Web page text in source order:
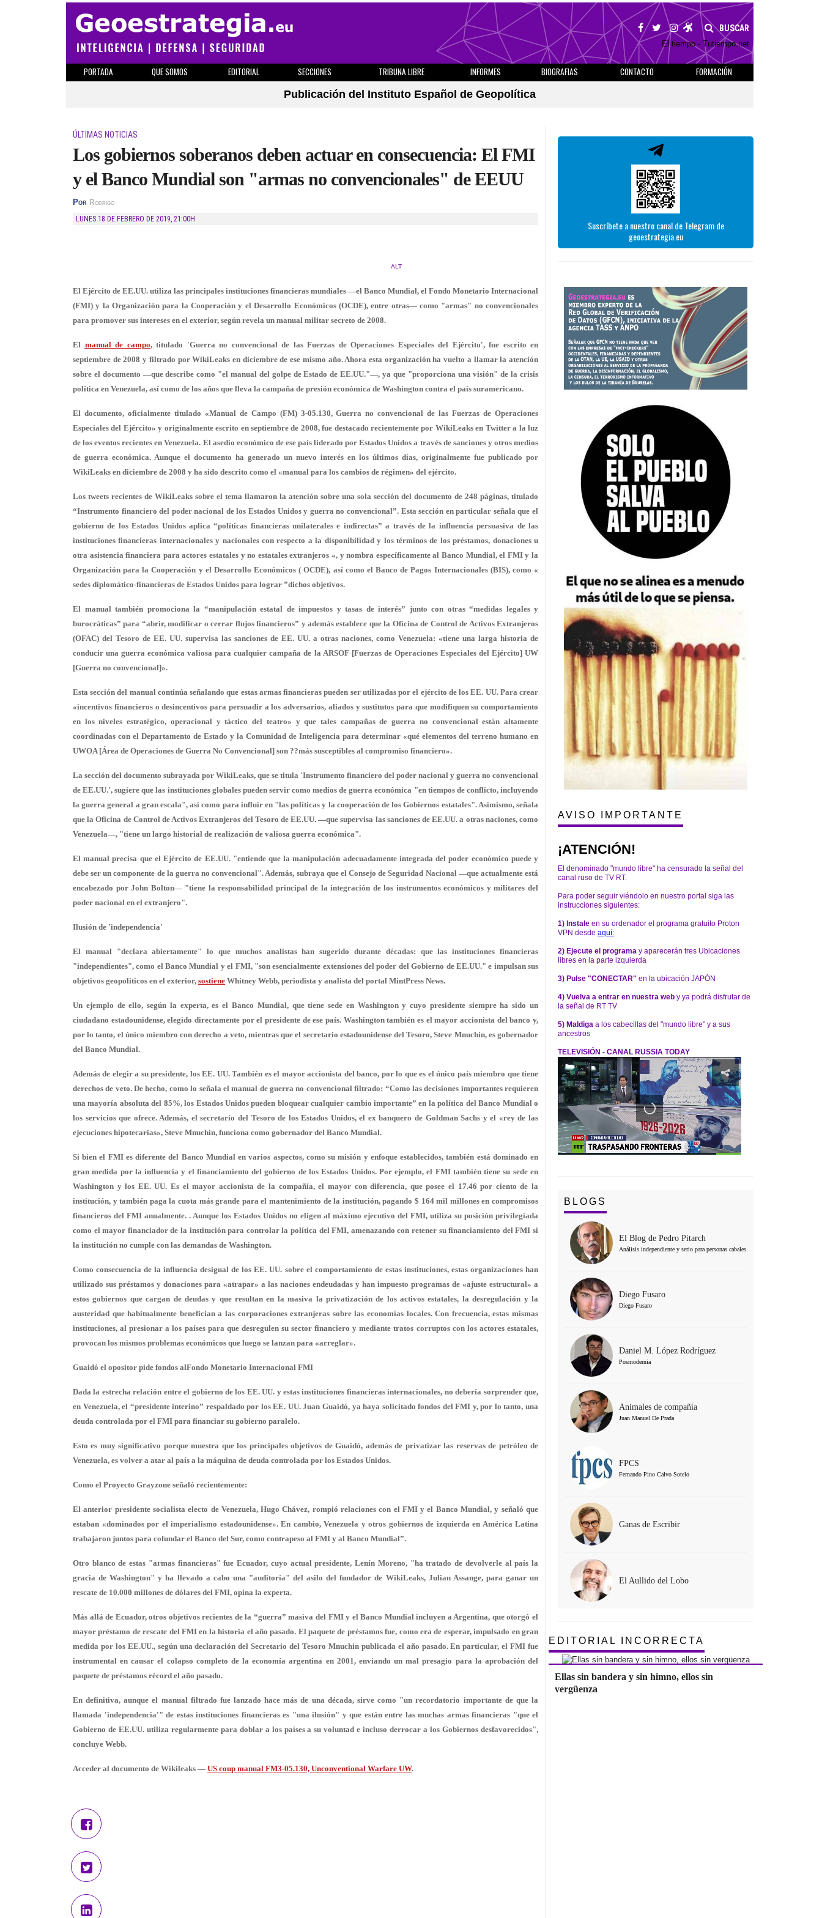
BUSCAR
El tiempo - Tutiempo.net
PORTADA QUE SOMOS EDITORIAL SECCIONES TRIBUNA LIBRE INFORMES BIOGRAFIAS CONTACTO
FORMACIÓN
Publicación del Instituto Español de Geopolítica
ÚLTIMAS NOTICIAS
Los gobiernos soberanos deben actuar en consecuencia: El FMI
y el Banco Mundial son "armas no convencionales" de EEUU
Por Rodrigo
LUNES 18 DE FEBRERO DE 2019, 21:00H
ALT
El Ejército de EE.UU. utiliza las principales instituciones financieras mundiales —el Banco Mundial, el Fondo Monetario Internacional
(FMI) y la Organización para la Cooperación y el Desarrollo Económicos (OCDE), entre otras— como "armas" no convencionales
para promover sus intereses en el exterior, según revela un manual militar secreto de 2008.
El manual de campo, titulado 'Guerra no convencional de las Fuerzas de Operaciones Especiales del Ejército', fue escrito en
septiembre de 2008 y filtrado por WikiLeaks en diciembre de ese mismo año. Ahora esta organización ha vuelto a llamar la atención
sobre el documento —que describe como "el manual del golpe de Estado de EE.UU."—, ya que "proporciona una visión" de la crisis
política en Venezuela, así como de los años que lleva la campaña de presión económica de Washington contra el país suramericano.
El documento, oficialmente titulado «Manual de Campo (FM) 3-05.130, Guerra no convencional de las Fuerzas de Operaciones
Especiales del Ejército» y originalmente escrito en septiembre de 2008, fue destacado recientemente por WikiLeaks en Twitter a la luz
de los eventos recientes en Venezuela. El asedio económico de ese país liderado por Estados Unidos a través de sanciones y otros medios
de guerra económica. Aunque el documento ha generado un nuevo interés en los últimos días, originalmente fue publicado por
WikiLeaks en diciembre de 2008 y ha sido descrito como el «manual para los cambios de régimen» del ejército.
Los tweets recientes de WikiLeaks sobre el tema llamaron la atención sobre una sola sección del documento de 248 páginas, titulado
“Instrumento financiero del poder nacional de los Estados Unidos y guerra no convencional”. Esta sección en particular señala que el
gobierno de los Estados Unidos aplica “políticas financieras unilaterales e indirectas” a través de la influencia persuasiva de las
instituciones financieras internacionales y nacionales con respecto a la disponibilidad y los términos de los préstamos, donaciones u
otra asistencia financiera para actores estatales y no estatales extranjeros «, y nombra específicamente al Banco Mundial, el FMI y la
Organización para la Cooperación y el Desarrollo Económicos ( OCDE), así como el Banco de Pagos Internacionales (BIS), como «
sedes diplomático-financieras de Estados Unidos para lograr ”dichos objetivos.
El manual también promociona la “manipulación estatal de impuestos y tasas de interés” junto con otras “medidas legales y
burocráticas” para “abrir, modificar o cerrar flujos financieros” y además establece que la Oficina de Control de Activos Extranjeros
(OFAC) del Tesoro de EE. UU. supervisa las sanciones de EE. UU. a otras naciones, como Venezuela: «tiene una larga historia de
conducir una guerra económica valiosa para cualquier campaña de la ARSOF [Fuerzas de Operaciones Especiales del Ejército] UW
[Guerra no convencional]».
Esta sección del manual continúa señalando que estas armas financieras pueden ser utilizadas por el ejército de los EE. UU. Para crear
«incentivos financieros o desincentivos para persuadir a los adversarios, aliados y sustitutos para que modifiquen su comportamiento
en los niveles estratégico, operacional y táctico del teatro» y que tales campañas de guerra no convencional están altamente
coordinadas con el Departamento de Estado y la Comunidad de Inteligencia para determinar «qué elementos del terreno humano en
UWOA [Área de Operaciones de Guerra No Convencional] son ??más susceptibles al compromiso financiero».
La sección del documento subrayada por WikiLeaks, que se titula 'Instrumento financiero del poder nacional y guerra no convencional
de EE.UU.', sugiere que las instituciones globales pueden servir como medios de guerra económica "en tiempos de conflicto, incluyendo
la guerra general a gran escala", así como para influir en "las políticas y la cooperación de los Gobiernos estatales". Asimismo, señala
que la Oficina de Control de Activos Extranjeros del Tesoro de EE.UU. —que supervisa las sanciones de EE.UU. a otras naciones, como
Venezuela—, "tiene un largo historial de realización de valiosa guerra económica".
El manual precisa que el Ejército de EE.UU. "entiende que la manipulación adecuadamente integrada del poder económico puede y
debe ser un componente de la guerra no convencional". Además, subraya que el Consejo de Seguridad Nacional —que actualmente está
encabezado por John Bolton— "tiene la responsabilidad principal de la integración de los instrumentos económicos y militares del
poder nacional en el extranjero".
Ilusión de 'independencia'
El manual "declara abiertamente" lo que muchos analistas han sugerido durante décadas: que las instituciones financieras
"independientes", como el Banco Mundial y el FMI, "son esencialmente extensiones del poder del Gobierno de EE.UU." e impulsan sus
objetivos geopolíticos en el exterior, sostiene Whitney Webb, periodista y analista del portal MintPress News.
Un ejemplo de ello, según la experta, es el Banco Mundial, que tiene sede en Washington y cuyo presidente siempre ha sido un
ciudadano estadounidense, elegido directamente por el presidente de ese país. Washington también es el mayor accionista del banco y,
por lo tanto, el único miembro con derecho a veto, mientras que el secretario estadounidense del Tesoro, Steve Mnuchin, es gobernador
del Banco Mundial.
Además de elegir a su presidente, los EE. UU. También es el mayor accionista del banco, por lo que es el único país miembro que tiene
derechos de veto. De hecho, como lo señala el manual de guerra no convencional filtrado: “Como las decisiones importantes requieren
una mayoría absoluta del 85%, los Estados Unidos pueden bloquear cualquier cambio importante” en la política del Banco Mundial o
los servicios que ofrece. Además, el secretario del Tesoro de los Estados Unidos, el ex banquero de Goldman Sachs y el «rey de las
ejecuciones hipotecarias», Steve Mnuchin, funciona como gobernador del Banco Mundial.
Si bien el FMI es diferente del Banco Mundial en varios aspectos, como su misión y enfoque establecidos, también está dominado en
gran medida por la influencia y el financiamiento del gobierno de los Estados Unidos. Por ejemplo, el FMI también tiene su sede en
Washington y los EE. UU. Es el mayor accionista de la compañía, el mayor con diferencia, que posee el 17.46 por ciento de la
institución, y también paga la cuota más grande para el mantenimiento de la institución, pagando $ 164 mil millones en compromisos
financieros del FMI anualmente. . Aunque los Estados Unidos no eligen al máximo ejecutivo del FMI, utiliza su posición privilegiada
como el mayor financiador de la institución para controlar la política del FMI, amenazando con retener su financiamiento del FMI si
la institución no cumple con las demandas de Washington.
Como consecuencia de la influencia desigual de los EE. UU. sobre el comportamiento de estas instituciones, estas organizaciones han
utilizado sus préstamos y donaciones para «atrapar» a las naciones endeudadas y han impuesto programas de «ajuste estructural» a
estos gobiernos que cargan de deudas y que resultan en la masiva la privatización de los activos estatales, la desregulación y la
austeridad que habitualmente benefician a las corporaciones extranjeras sobre las economías locales. Con frecuencia, estas mismas
instituciones, al presionar a los países para que desregulen su sector financiero y mediante tratos corruptos con los actores estatales,
provocan los mismos problemas económicos que luego se lanzan para «arreglar».
Guaidó el opositor pide fondos alFondo Monetario Internacional FMI
Dada la estrecha relación entre el gobierno de los EE. UU. y estas instituciones financieras internacionales, no debería sorprender que,
en Venezuela, el “presidente interino” respaldado por los EE. UU. Juan Guaidó, ya haya solicitado fondos del FMI y, por lo tanto, una
deuda controlada por el FMI para financiar su gobierno paralelo.
Esto es muy significativo porque muestra que los principales objetivos de Guaidó, además de privatizar las reservas de petróleo de
Venezuela, es volver a atar al país a la máquina de deuda controlada por los Estados Unidos.
Como el Proyecto Grayzone señaló recientemente:
El anterior presidente socialista electo de Venezuela, Hugo Chávez, rompió relaciones con el FMI y el Banco Mundial, y señaló que
estaban «dominados por el imperialismo estadounidense». En cambio, Venezuela y otros gobiernos de izquierda en América Latina
trabajaron juntos para cofundar el Banco del Sur, como contrapeso al FMI y al Banco Mundial”.
Otro blanco de estas "armas financieras" fue Ecuador, cuyo actual presidente, Lenín Moreno, "ha tratado de devolverle al país la
gracia de Washington" y ha llevado a cabo una "auditoría" del asilo del fundador de WikiLeaks, Julian Assange, para ganar un
rescate de 10.000 millones de dólares del FMI, opina la experta.
Más allá de Ecuador, otros objetivos recientes de la “guerra” masiva del FMI y el Banco Mundial incluyen a Argentina, que otorgó el
mayor préstamo de rescate del FMI en la historia el año pasado. El paquete de préstamos fue, como era de esperar, impulsado en gran
medida por los EE.UU., según una declaración del Secretario del Tesoro Mnuchin publicada el año pasado. En particular, el FMI fue
instrumental en causar el colapso completo de la economía argentina en 2001, enviando un mal presagio para la aprobación del
paquete de préstamos récord el año pasado.
En definitiva, aunque el manual filtrado fue lanzado hace más de una década, sirve como "un recordatorio importante de que la
llamada 'independencia'" de estas instituciones financieras es "una ilusión" y que están entre las muchas armas financieras "que el
Gobierno de EE.UU. utiliza regularmente para doblar a los países a su voluntad e incluso derrocar a los Gobiernos desfavorecidos",
concluye Webb.
Acceder al documento de Wikileaks — US coup manual FM3-05.130, Unconventional Warfare UW.
Suscríbete a nuestro canal de Telegram de
geoestrategia.eu
AVISO IMPORTANTE
¡ATENCIÓN!
El denominado "mundo libre" ha censurado la señal del
canal ruso de TV RT.
Para poder seguir viéndolo en nuestro portal siga las
instrucciones siguientes:
1) Instale en su ordenador el programa gratuito Proton
VPN desde aquí:
2) Ejecute el programa y aparecerán tres Ubicaciones
libres en la parte izquierda
3) Pulse "CONECTAR" en la ubicación JAPÓN
4) Vuelva a entrar en nuestra web y ya podrá disfrutar de
la señal de RT TV
5) Maldiga a los cabecillas del "mundo libre" y a sus
ancestros
TELEVISIÓN - CANAL RUSSIA TODAY
BLOGS
El Blog de Pedro Pitarch
Análisis independiente y serio para personas cabales
Diego Fusaro
Diego Fusaro
Daniel M. López Rodríguez
Posmodernia
Animales de compañía
Juan Manuel De Prada
FPCS
Fernando Pino Calvo Sotelo
Ganas de Escribir
El Aullido del Lobo
EDITORIAL INCORRECTA
Ellas sin bandera y sin himno, ellos sin
vergüenza